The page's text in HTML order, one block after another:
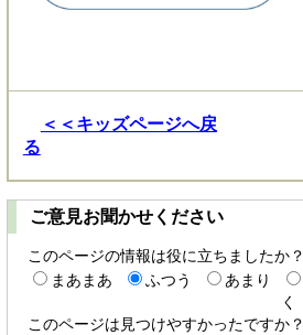
＜＜キッズページへ戻
る
ご意見お聞かせください
このページの情報は役に立ちましたか？
まあまあ
ふつう あまり
く
このページは見つけやすかったですか？